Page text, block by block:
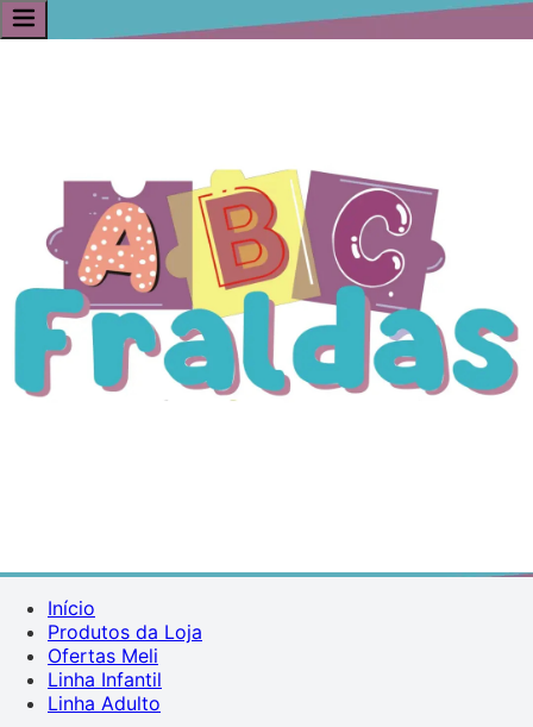
Início
Produtos da Loja
Ofertas Meli
Linha Infantil
Linha Adulto